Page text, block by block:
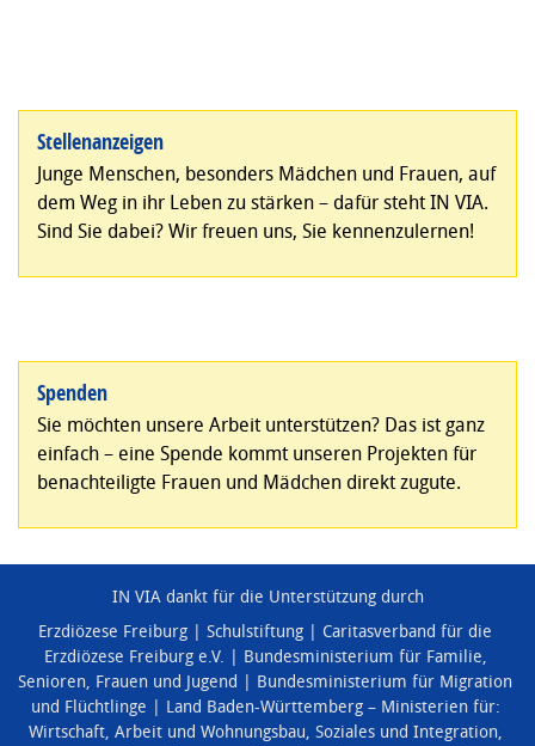
Stellenanzeigen
Junge Menschen, besonders Mädchen und Frauen, auf
dem Weg in ihr Leben zu stärken – dafür steht IN VIA.
Sind Sie dabei? Wir freuen uns, Sie kennenzulernen!
Spenden
Sie möchten unsere Arbeit unterstützen? Das ist ganz
einfach – eine Spende kommt unseren Projekten für
benachteiligte Frauen und Mädchen direkt zugute.
IN VIA dankt für die Unterstützung durch
Erzdiözese Freiburg
Schulstiftung
Caritasverband für die
Erzdiözese Freiburg e.V.
Bundesministerium für Familie,
Senioren, Frauen und Jugend
Bundesministerium für Migration
und Flüchtlinge
Land Baden-Württemberg – Ministerien für:
Wirtschaft, Arbeit und Wohnungsbau, Soziales und Integration,